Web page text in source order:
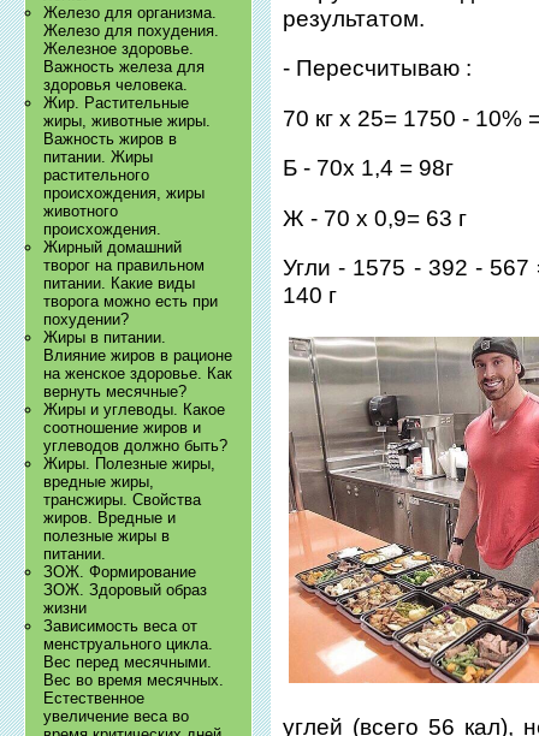
Железо для организма.
Железо для похудения.
Железное здоровье.
Важность железа для
здоровья человека.
Жир. Растительные
жиры, животные жиры.
Важность жиров в
питании. Жиры
растительного
происхождения, жиры
животного
происхождения.
Жирный домашний
творог на правильном
питании. Какие виды
творога можно есть при
похудении?
Жиры в питании.
Влияние жиров в рационе
на женское здоровье. Как
вернуть месячные?
Жиры и углеводы. Какое
соотношение жиров и
углеводов должно быть?
Жиры. Полезные жиры,
вредные жиры,
трансжиры. Свойства
жиров. Вредные и
полезные жиры в
питании.
ЗОЖ. Формирование
ЗОЖ. Здоровый образ
жизни
Зависимость веса от
менструального цикла.
Вес перед месячными.
Вес во время месячных.
Естественное
увеличение веса во
результатом.
- Пересчитываю :
70 кг х 25= 1750 - 10%
Б - 70х 1,4 = 98г
Ж - 70 х 0,9= 63 г
Угли - 1575 - 392 -
140 г
углей (всего 56 кал),